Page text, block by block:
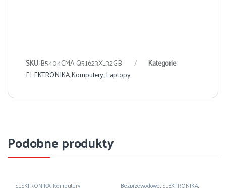
SKU:B5404CMA-Q51623X_32GB
Kategorie:
ELEKTRONIKA,Komputery,Laptopy
Podobne produkty
ELEKTRONIKA, Komputery Bezprzewodowe, ELEKTRONIKA,